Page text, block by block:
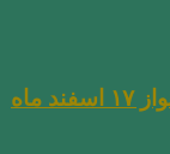
خطبه های عبادی سیاسی نماز جمعه اهواز ۱۷ اسفند ماه